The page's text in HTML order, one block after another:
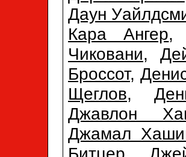
Даун
Кара Ангер
Чиковани,
Броссот,
Щеглов,
Джавлон
Джамал